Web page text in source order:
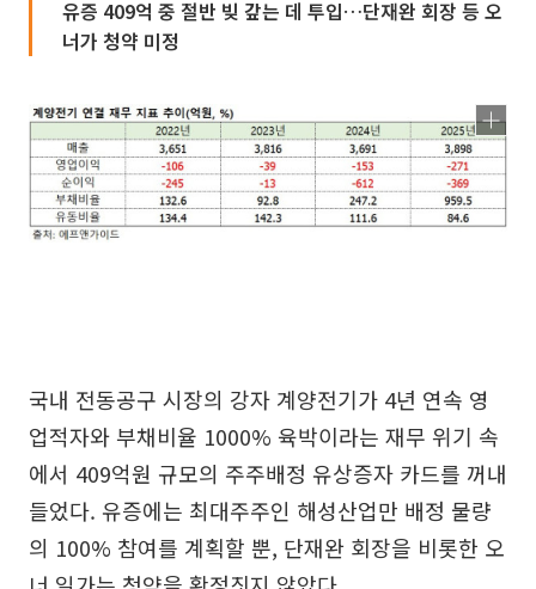
유증 409억 중 절반 빚 갚는 데 투입…단재완 회장 등 오
너가 청약 미정
국내 전동공구 시장의 강자 계양전기가 4년 연속 영
업적자와 부채비율 1000% 육박이라는 재무 위기 속
에서 409억원 규모의 주주배정 유상증자 카드를 꺼내
들었다. 유증에는 최대주주인 해성산업만 배정 물량
의 100% 참여를 계획할 뿐, 단재완 회장을 비롯한 오